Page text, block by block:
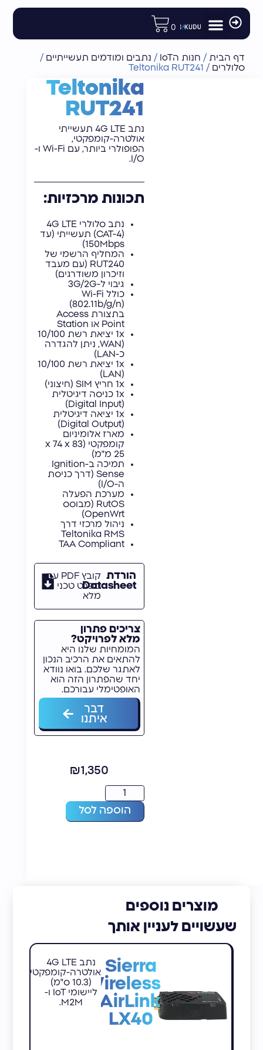
לתוכן
0
דף הבית / חנות הIoT / נתבים ומודמים תעשייתיים /
סלולרים /
Teltonika RUT241
Teltonika
RUT241
נתב 4G LTE תעשייתי
אולטרה-קומפקטי,
הפופולרי ביותר, עם Wi-Fi ו-
I/O.
תכונות מרכזיות:
נתב סלולרי 4G LTE
(CAT-4) תעשייתי (עד
150Mbps)
המחליף הרשמי של
RUT240 (עם מעבד
וזיכרון משודרגים)
גיבוי ל-3G/2G
כולל Wi-Fi
(802.11b/g/n)
בתצורת Access
Point או Station
1x יציאת רשת 10/100
(WAN, ניתן להגדרה
כ-LAN)
1x יציאת רשת 10/100
(LAN)
1x חריץ SIM (חיצוני)
1x כניסה דיגיטלית
(Digital Input)
1x יציאה דיגיטלית
(Digital Output)
מארז אלומיניום
קומפקטי (83 x 74 x
25 מ"מ)
תמיכה ב-Ignition
Sense (דרך כניסת
ה-I/O)
מערכת הפעלה
RutOS (מבוסס
OpenWrt)
ניהול מרכזי דרך
Teltonika RMS
TAA Compliant
הורדת
Datasheet
קובץ PDF עם
מפרט טכני
מלא
צריכים פתרון
מלא לפרויקט?
המומחיות שלנו היא
להתאים את הרכיב הנכון
לאתגר שלכם. בואו נוודא
יחד שהפתרון הזה הוא
האופטימלי עבורכם.
דבר
איתנו
₪1,350
הוספה לסל
מוצרים נוספים
שעשויים לעניין אותך
Sierra
Wireless
AirLink
LX40
נתב 4G LTE
אולטרה-קומפקטי
(10.3 ס"מ)
ליישומי IoT ו-
M2M.